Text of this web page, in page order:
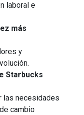
laboral e
más
y
Starbucks
las necesidades
cambio